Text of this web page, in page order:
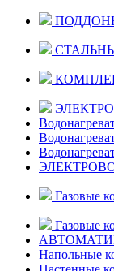
Газовые
Газовые
Напольные